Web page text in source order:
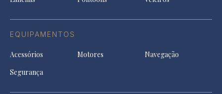
EQUIPAMENTOS
Acessórios Motores
Navegação
Segurança